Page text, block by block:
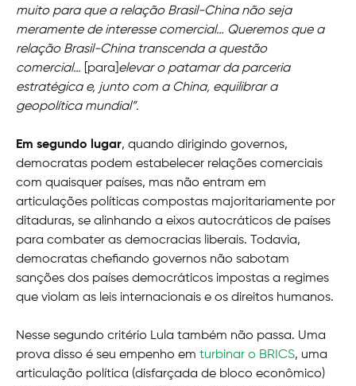
muito para que a relação Brasil-China não seja
meramente de interesse comercial… Queremos que a
relação Brasil-China transcenda a questão
comercial…
[para] elevar o patamar da parceria
estratégica e, junto com a China, equilibrar a
geopolítica mundial”.
Em segundo lugar, quando dirigindo governos,
democratas podem estabelecer relações comerciais
com quaisquer países, mas não entram em
articulações políticas compostas majoritariamente por
ditaduras, se alinhando a eixos autocráticos de países
para combater as democracias liberais. Todavia,
democratas chefiando governos não sabotam
sanções dos países democráticos impostas a regimes
que violam as leis internacionais e os direitos humanos.
Nesse segundo critério Lula também não passa. Uma
prova disso é seu empenho em turbinar o BRICS, uma
articulação política (disfarçada de bloco econômico)